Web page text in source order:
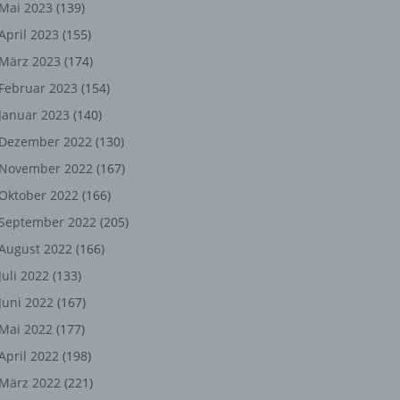
Mai 2023 (139)
2023 (155)
März 2023 (174)
Februar 2023 (154)
Januar 2023 (140)
Dezember 2022 (130)
November 2022 (167)
Oktober 2022 (166)
September 2022 (205)
2022 (166)
Juli 2022 (133)
Juni 2022 (167)
Mai 2022 (177)
2022 (198)
März 2022 (221)
oder